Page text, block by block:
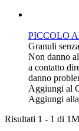
PICCOLO
Granuli
Non danno
a contatto
danno
Aggiungi al
Aggiungi
Risultati 1 - 1 di 1